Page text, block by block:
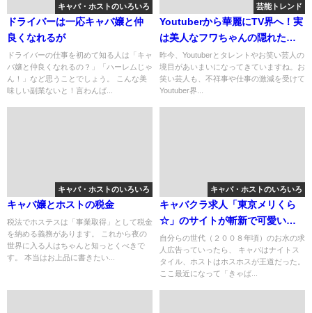
キャバ・ホストのいろいろ
ドライバーは一応キャバ嬢と仲
良くなれるが
ドライバーの仕事を初めて知る人は「キャ
バ嬢と仲良くなれるの？」「ハーレムじゃ
ん！」など思うことでしょう。 こんな美
味しい副業ないと！言わんば...
芸能トレンド
Youtuberから華麗にTV界へ！実
は美人なフワちゃんの隠れた魅
力を調査
昨今、Youtuberとタレントやお笑い芸人の
境目があいまいになってきていますね。お
笑い芸人も、不祥事や仕事の激減を受けて
Youtuber界...
キャバ・ホストのいろいろ
キャバ嬢とホストの税金
税法でホステスは「事業取得」として税金
を納める義務があります。 これから夜の
世界に入る人はちゃんと知っとくべきで
す。 本当はお上品に書きたい...
キャバ・ホストのいろいろ
キャバクラ求人「東京メリくら
☆」のサイトが斬新で可愛い！
求人情報の量もすげー。
自分らの世代（２００８年頃）のお水の求
人広告っていったら、 キャバはナイトス
タイル、ホストはホスホスが王道だった。
ここ最近になって「きゃば...